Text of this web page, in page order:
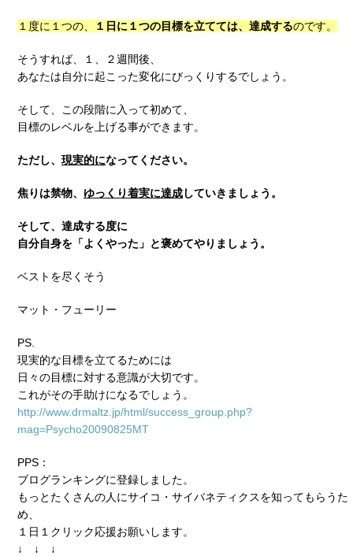
１度に１つの、 １日に１つの目標を立てては、達成するのです。
そうすれば、１、２週間後、
あなたは自分に起こった変化にびっくりするでしょう。
そして、この段階に入って初めて、
目標のレベルを上げる事ができます。
ただし、 現実的になってください。
焦りは禁物、 ゆっくり着実に達成していきましょう。
そして、達成する度に
自分自身を「よくやった」と褒めてやりましょう。
ベストを尽くそう
マット・フューリー
PS.
現実的な目標を立てるためには
日々の目標に対する意識が大切です。
これがその手助けになるでしょう。
http://www.drmaltz.jp/html/success_group.php?
mag=Psycho20090825MT
PPS：
ブログランキングに登録しました。
もっとたくさんの人にサイコ・サイバネティクスを知ってもらうた
め、
１日１クリック応援お願いします。
↓ ↓ ↓